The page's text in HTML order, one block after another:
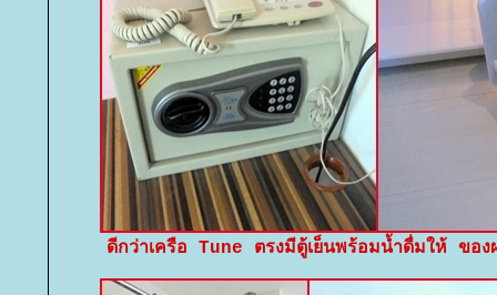
ดีกว่าเครือ Tune ตรงมีตู้เย็นพร้อมน้ำดื่มให้ ขอ